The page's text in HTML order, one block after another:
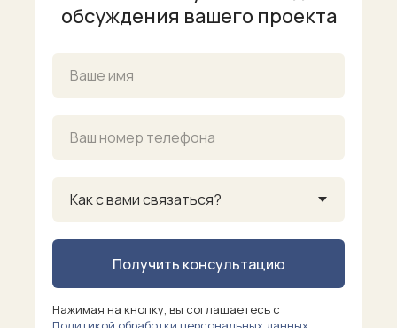
обсуждения вашего проекта
Получить консультацию
Нажимая на кнопку, вы соглашаетесь с